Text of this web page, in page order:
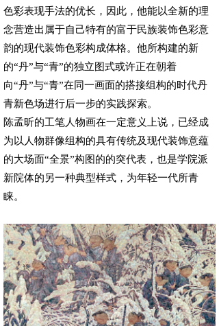
色彩表现手法的优长，因此，他能以全新的理
念营造出属于自己特有的富于民族装饰色彩意
韵的现代装饰色彩构成体格。他所构建的新
的“丹”与“青”的独立图式或许正在朝着
向“丹”与“青”在同一画面的搭接组构的时代丹
青新色场进行后一步的实践探索。
陈孟昕的工笔人物画在一定意义上说，已经成
为以人物群像组构的具有传统及现代装饰意蕴
的大场面“全景”构图的的突代表，也是学院派
新院体的另一种典型样式，为年轻一代所青
睐。